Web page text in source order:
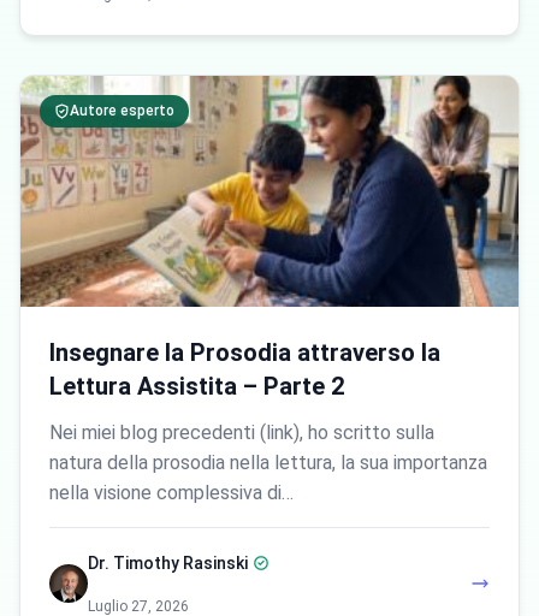
Autore esperto
Insegnare la Prosodia attraverso la
Lettura Assistita – Parte 2
Nei miei blog precedenti (link), ho scritto sulla
natura della prosodia nella lettura, la sua importanza
nella visione complessiva di…
Dr. Timothy Rasinski
Luglio 27, 2026